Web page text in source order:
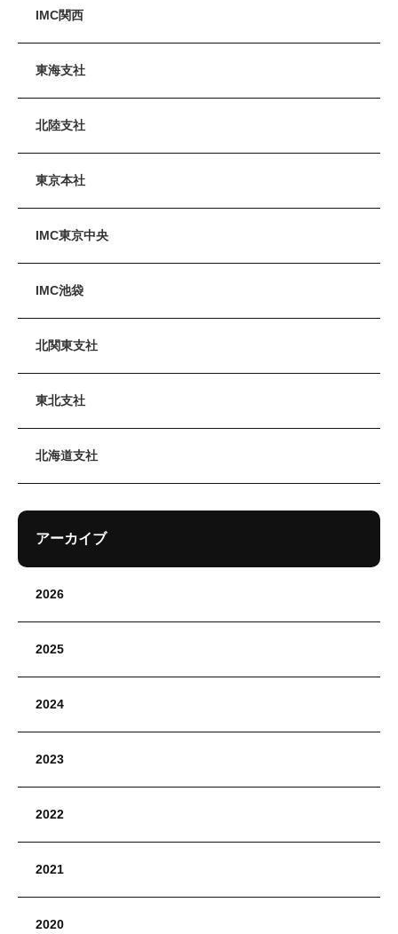
IMC関西
東海支社
北陸支社
東京本社
IMC東京中央
IMC池袋
北関東支社
東北支社
北海道支社
アーカイブ
2026
2025
2024
2023
2022
2021
2020